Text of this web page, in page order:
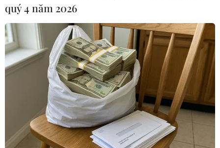
cảnh báo từ Trung tâm chia sẻ thông tin an ninh
hàng hải (IFC) của Hải quân Singapore.
Chỉ huy trưởng tàu RSS Tenacious, Trung tá
Tung Wanling nhấn mạnh tầm quan trọng của
cuộc tập trận song phương lâu đời trong việc
tăng cường hiểu biết giữa hải quân Singapore
và Indonesia.
Bà Wanling cho biết: “Cuộc tập trận cho phép
chúng tôi nâng cao kiến thức chung và củng cố
quý 4 năm 2026